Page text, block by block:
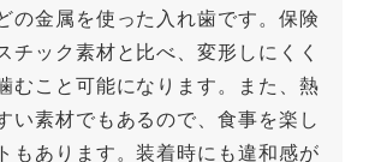
の金属を使った入れ歯です。保険
チック素材と比べ、変形しにくく
むこと可能になります。また、熱
い素材でもあるので、食事を楽し
もあります。装着時にも違和感が